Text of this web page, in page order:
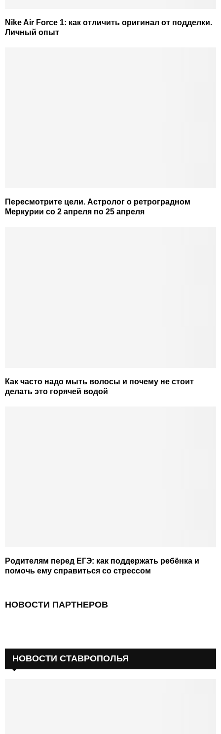
Nike Air Force 1: как отличить оригинал от подделки.
Личный опыт
Пересмотрите цели. Астролог о ретроградном
Меркурии со 2 апреля по 25 апреля
Как часто надо мыть волосы и почему не стоит
делать это горячей водой
Родителям перед ЕГЭ: как поддержать ребёнка и
помочь ему справиться со стрессом
НОВОСТИ ПАРТНЕРОВ
НОВОСТИ СТАВРОПОЛЬЯ